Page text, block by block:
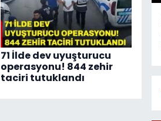
71 İlde dev uyuşturucu
operasyonu! 844 zehir
taciri tutuklandı